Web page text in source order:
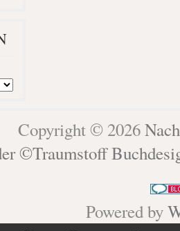
Copyright © 2026
©Traumstoff
Powered by